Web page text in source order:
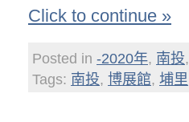
Click to continue »
Posted in -2020年, 南投,
Tags: 南投, 博展館, 埔里